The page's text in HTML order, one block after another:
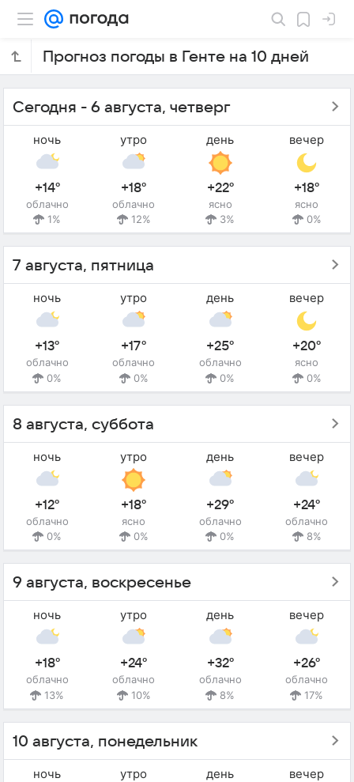
Прогноз погоды в Генте на 10 дней
Сегодня - 6 августа, четверг
ночь
+14°
облачно
1%
утро
+18°
облачно
12%
день
+22°
ясно
3%
вечер
+18°
ясно
0%
7 августа, пятница
ночь
+13°
облачно
0%
утро
+17°
облачно
0%
день
+25°
облачно
0%
вечер
+20°
ясно
0%
8 августа, суббота
ночь
+12°
облачно
0%
утро
+18°
ясно
0%
день
+29°
облачно
0%
вечер
+24°
облачно
8%
9 августа, воскресенье
ночь
+18°
облачно
13%
утро
+24°
облачно
10%
день
+32°
облачно
8%
вечер
+26°
облачно
17%
10 августа, понедельник
ночь утро день вечер